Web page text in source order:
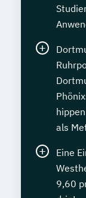
als
Eine
9,60